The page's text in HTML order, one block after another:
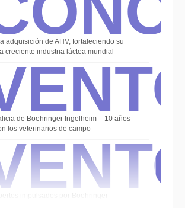
adquisición de AHV, fortaleciendo su
creciente industria láctea mundial
de Boehringer Ingelheim – 10 años
los veterinarios de campo